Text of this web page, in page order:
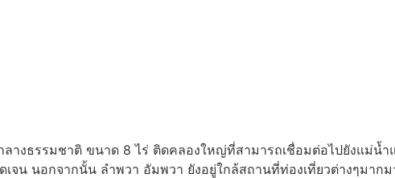
างธรรมชาติ ขนาด 8 ไร่ ติดคลองใหญ่ที่สามารถเชื่อมต่อไปยังแม่น้
จน นอกจากนั้น ลำพวา อัมพวา ยังอยู่ใกล้สถานที่ท่องเที่ยวต่างๆมาก